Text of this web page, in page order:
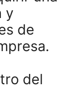
y
de
del